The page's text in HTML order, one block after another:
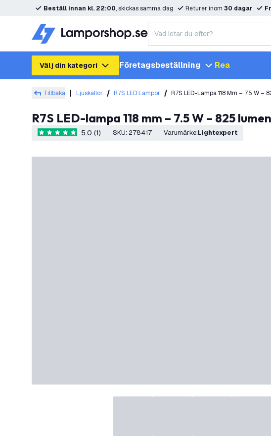
Beställ innan kl. 22:00, skickas samma dag Returer inom 30 dagar
Välj din kategori Företagsbeställning Rea
Tillbaka Ljuskällor R7S LED Lampor R7S LED-Lampa 118 Mm – 7.5 W
R7S LED-lampa 118 mm – 7.5 W – 825
5 stjärnbetyg 5.0 (1) SKU: 278417 Varumärke: Lightexpert